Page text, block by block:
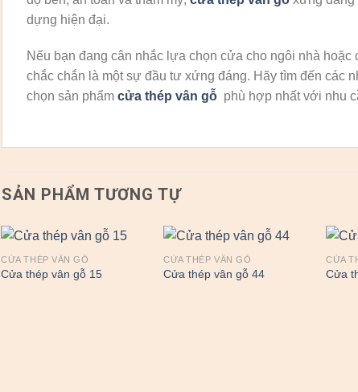
dựng hiện đại.
Nếu bạn đang cân nhắc lựa chọn cửa cho ngôi nhà hoặc
chắc chắn là một sự đầu tư xứng đáng. Hãy tìm đến các
chọn sản phẩm cửa thép vân gỗphù hợp nhất với nhu
SẢN PHẨM TƯƠNG TỰ
CỬA THÉP VÂN GỖ
Cửa thép vân gỗ 15
CỬA THÉP VÂN GỖ
Cửa thép vân gỗ 44
CỬA
Cửa